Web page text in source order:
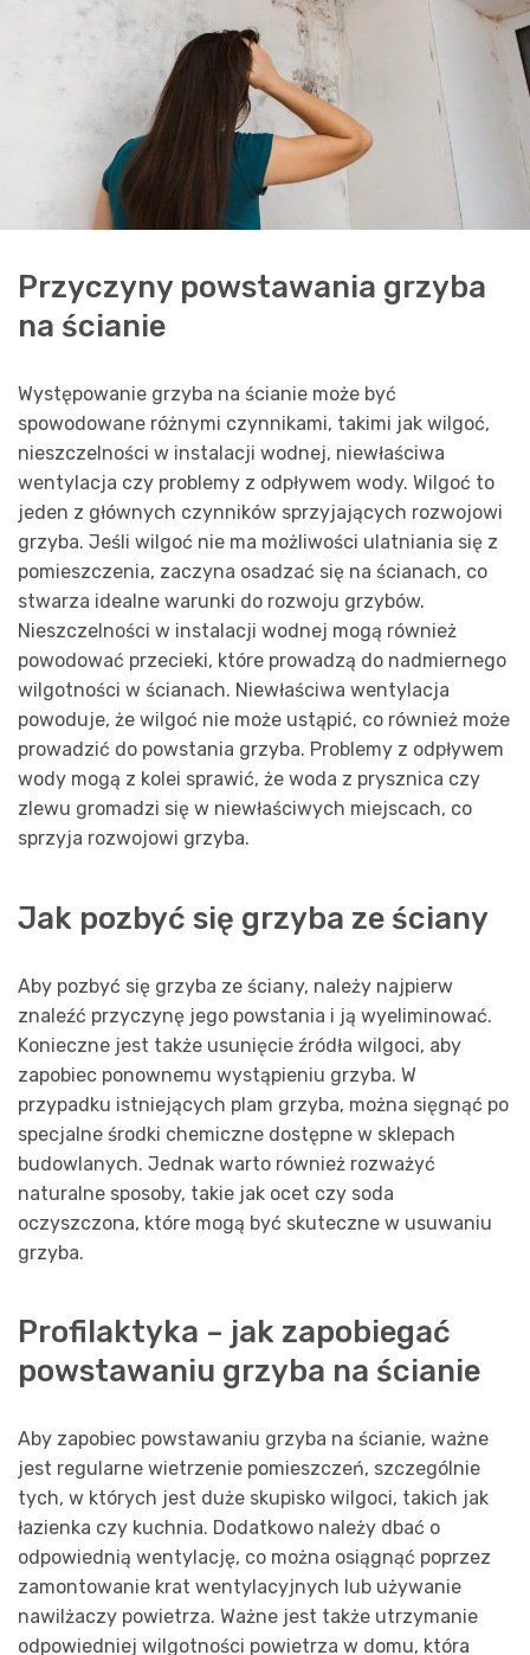
Przyczyny powstawania grzyba
na ścianie
Występowanie grzyba na ścianie może być
spowodowane różnymi czynnikami, takimi jak wilgoć,
nieszczelności w instalacji wodnej, niewłaściwa
wentylacja czy problemy z odpływem wody. Wilgoć to
jeden z głównych czynników sprzyjających rozwojowi
grzyba. Jeśli wilgoć nie ma możliwości ulatniania się z
pomieszczenia, zaczyna osadzać się na ścianach, co
stwarza idealne warunki do rozwoju grzybów.
Nieszczelności w instalacji wodnej mogą również
powodować przecieki, które prowadzą do nadmiernego
wilgotności w ścianach. Niewłaściwa wentylacja
powoduje, że wilgoć nie może ustąpić, co również może
prowadzić do powstania grzyba. Problemy z odpływem
wody mogą z kolei sprawić, że woda z prysznica czy
zlewu gromadzi się w niewłaściwych miejscach, co
sprzyja rozwojowi grzyba.
Jak pozbyć się grzyba ze ściany
Aby pozbyć się grzyba ze ściany, należy najpierw
znaleźć przyczynę jego powstania i ją wyeliminować.
Konieczne jest także usunięcie źródła wilgoci, aby
zapobiec ponownemu wystąpieniu grzyba. W
przypadku istniejących plam grzyba, można sięgnąć po
specjalne środki chemiczne dostępne w sklepach
budowlanych. Jednak warto również rozważyć
naturalne sposoby, takie jak ocet czy soda
oczyszczona, które mogą być skuteczne w usuwaniu
grzyba.
Profilaktyka – jak zapobiegać
powstawaniu grzyba na ścianie
Aby zapobiec powstawaniu grzyba na ścianie, ważne
jest regularne wietrzenie pomieszczeń, szczególnie
tych, w których jest duże skupisko wilgoci, takich jak
łazienka czy kuchnia. Dodatkowo należy dbać o
odpowiednią wentylację, co można osiągnąć poprzez
zamontowanie krat wentylacyjnych lub używanie
nawilżaczy powietrza. Ważne jest także utrzymanie
odpowiedniej wilgotności powietrza w domu, która